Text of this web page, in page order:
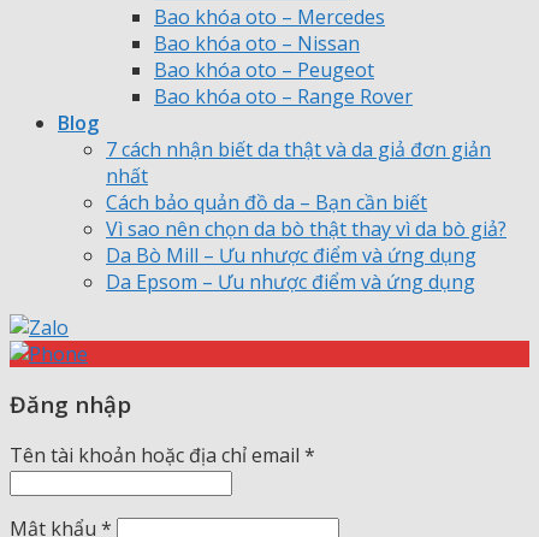
Bao khóa oto – Mercedes
Bao khóa oto – Nissan
Bao khóa oto – Peugeot
Bao khóa oto – Range Rover
Blog
7 cách nhận biết da thật và da giả đơn giản
nhất
Cách bảo quản đồ da – Bạn cần biết
Vì sao nên chọn da bò thật thay vì da bò giả?
Da Bò Mill – Ưu nhược điểm và ứng dụng
Da Epsom – Ưu nhược điểm và ứng dụng
Đăng nhập
Tên tài khoản hoặc địa chỉ email *
Mật khẩu *